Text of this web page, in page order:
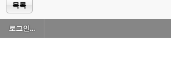
목록
로그인...